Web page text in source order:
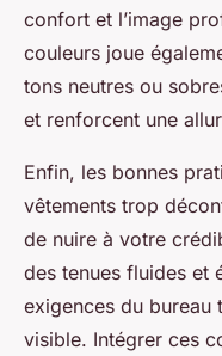
confort et l’image
couleurs joue
tons neutres ou
et renforcent une
Enfin, les bonnes
vêtements trop
de nuire à votre
des tenues fluides et
exigences du
visible. Intégrer ces